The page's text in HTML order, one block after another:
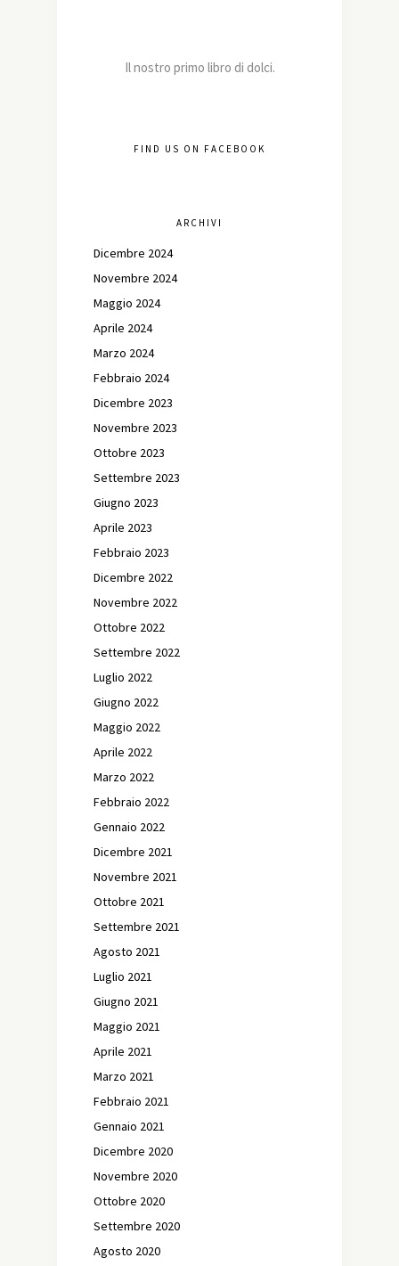
Il nostro primo libro di dolci.
FIND US ON FACEBOOK
ARCHIVI
Dicembre 2024
Novembre 2024
Maggio 2024
Aprile 2024
Marzo 2024
Febbraio 2024
Dicembre 2023
Novembre 2023
Ottobre 2023
Settembre 2023
Giugno 2023
Aprile 2023
Febbraio 2023
Dicembre 2022
Novembre 2022
Ottobre 2022
Settembre 2022
Luglio 2022
Giugno 2022
Maggio 2022
Aprile 2022
Marzo 2022
Febbraio 2022
Gennaio 2022
Dicembre 2021
Novembre 2021
Ottobre 2021
Settembre 2021
Agosto 2021
Luglio 2021
Giugno 2021
Maggio 2021
Aprile 2021
Marzo 2021
Febbraio 2021
Gennaio 2021
Dicembre 2020
Novembre 2020
Ottobre 2020
Settembre 2020
Agosto 2020